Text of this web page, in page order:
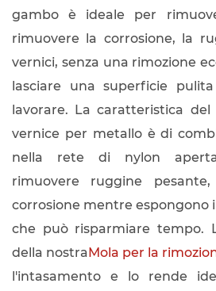
gambo è ideale per
rimuovere la corrosione, la
vernici, senza una rimozione
lasciare una superficie
lavorare. La caratteristica
vernice per metallo è di
nella rete di nylon
rimuovere ruggine
corrosione mentre espongono
che può risparmiare tempo.
della nostraMola per la
l'intasamento e lo rende